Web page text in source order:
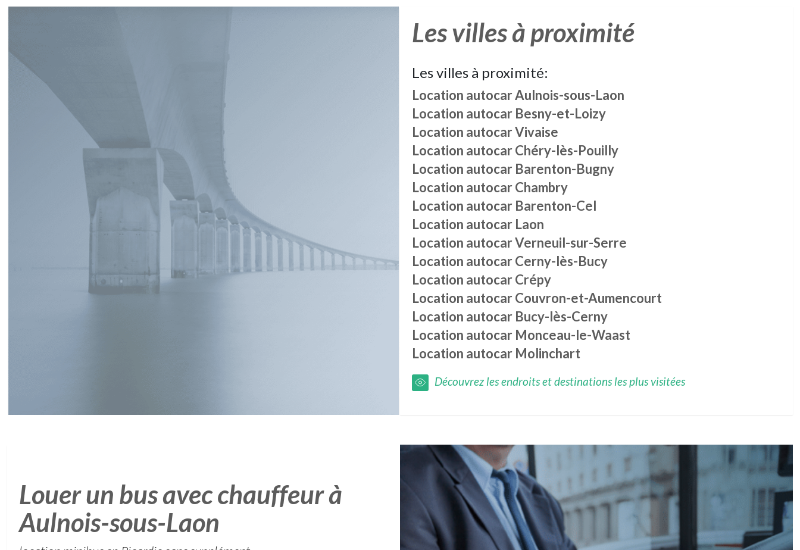
Les villes à proximité
Les villes à proximité:
Location autocarAulnois-sous-Laon
Location autocar Besny-et-Loizy
Location autocarVivaise
Location autocarChéry-lès-Pouilly
Location autocar Barenton-Bugny
Location autocarChambry
Location autocar Barenton-Cel
Location autocar Laon
Location autocarVerneuil-sur-Serre
Location autocarCerny-lès-Bucy
Location autocarCrépy
Location autocarCouvron-et-Aumencourt
Location autocar Bucy-lès-Cerny
Location autocar Monceau-le-Waast
Location autocar Molinchart
Découvrez les endroits et destinations les plus visitées
Louer un bus avec chauffeur à
Aulnois-sous-Laon